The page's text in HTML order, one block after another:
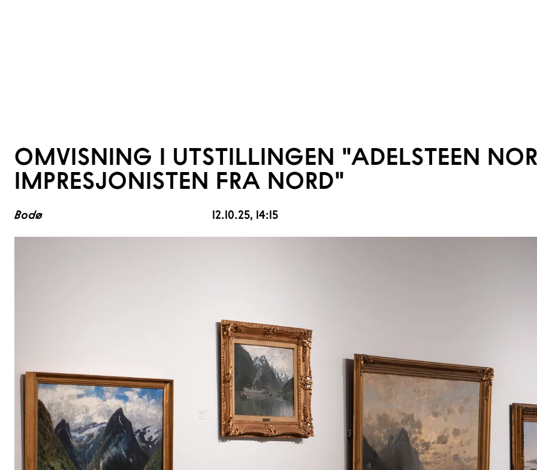
OMVISNING I UTSTILLINGEN "ADELSTEEN
IMPRESJONISTEN FRA NORD"
Bodø 12.10.25, 14:15